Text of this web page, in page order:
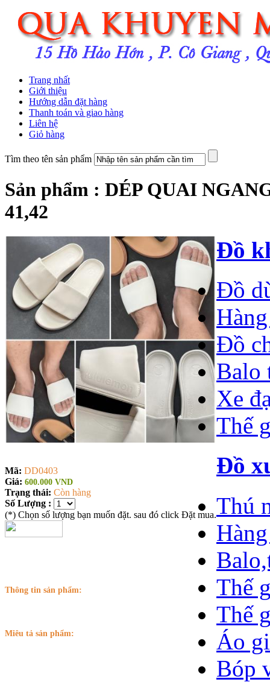
Trang nhất
Giới thiệu
Hướng dẫn đặt hàng
Thanh toán và giao hàng
Liên hệ
Giỏ hàng
Tìm theo tên sản phẩm
Sản phẩm : DÉP QUAI
41,42
Mã: DD0403
Giá: 600.000 VND
Trạng thái: Còn hàng
Số Lượng :
(*) Chọn số lượng bạn muốn đặt. sau đó click Đặt mua.
Thông tin sản phẩm:
Miêu tả sản phẩm:
Đồ
Đồ
Đồ
Balo
Xe
Thế
Đồ
Thú
Thế
Thế
Áo
Bóp